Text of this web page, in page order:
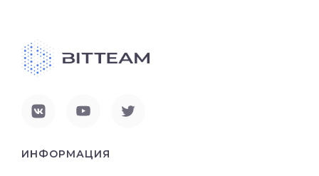
ИНФОРМАЦИЯ